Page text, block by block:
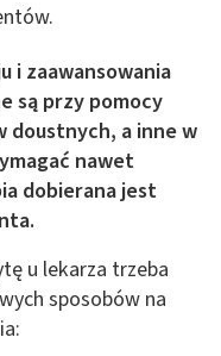
i zaawansowania
są przy pomocy
doustnych, a inne w
nawet
dobierana jest
u lekarza trzeba
sposobów na